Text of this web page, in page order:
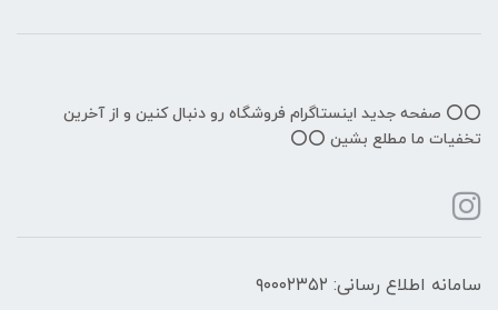
⭕️⭕️ صفحه جدید اینستاگرام فروشگاه رو دنبال کنین و از آخرین
تخفیات ما مطلع بشین ⭕️⭕️
سامانه اطلاع رسانی: ۹۰۰۰۲۳۵۲